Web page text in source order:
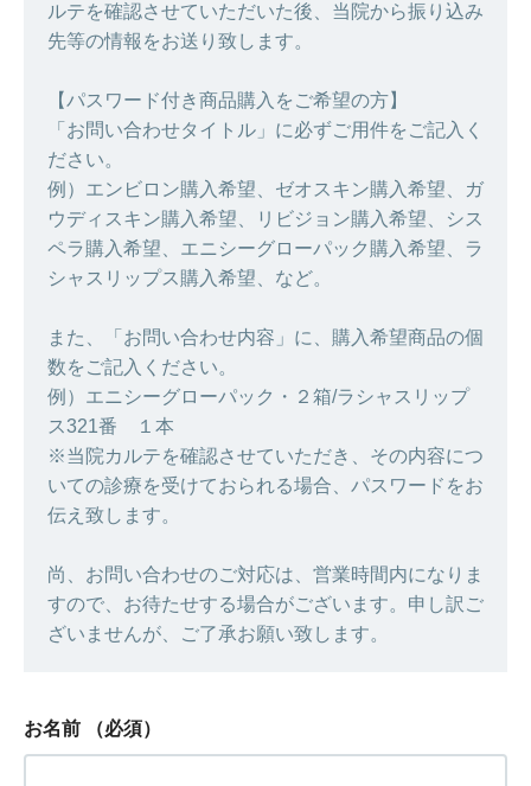
ルテを確認させていただいた後、当院から振り込み
先等の情報をお送り致します。
【パスワード付き商品購入をご希望の方】
「お問い合わせタイトル」に必ずご用件をご記入く
ださい。
例）エンビロン購入希望、ゼオスキン購入希望、ガ
ウディスキン購入希望、リビジョン購入希望、シス
ペラ購入希望、エニシーグローパック購入希望、ラ
シャスリップス購入希望、など。
また、「お問い合わせ内容」に、購入希望商品の個
数をご記入ください。
例）エニシーグローパック・２箱/ラシャスリップ
ス321番 １本
※当院カルテを確認させていただき、その内容につ
いての診療を受けておられる場合、パスワードをお
伝え致します。
尚、お問い合わせのご対応は、営業時間内になりま
すので、お待たせする場合がございます。申し訳ご
ざいませんが、ご了承お願い致します。
お名前 （必須）